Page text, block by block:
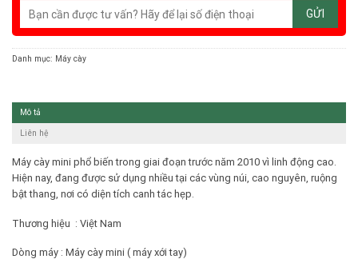
Danh mục: Máy cày
Mô tả
Liên hệ
Máy cày mini phổ biến trong giai đoạn trước năm 2010 vì linh động cao.
Hiện nay, đang được sử dụng nhiều tại các vùng núi, cao nguyên, ruộng
bật thang, nơi có diện tích canh tác hẹp.
Thương hiệu : Việt Nam
Dòng máy : Máy cày mini ( máy xới tay)